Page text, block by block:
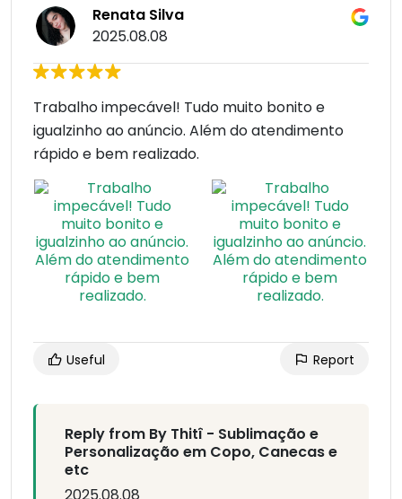
Renata Silva
2025.08.08
Trabalho impecável! Tudo muito bonito e
igualzinho ao anúncio. Além do atendimento
rápido e bem realizado.
Useful Report
Reply from By Thitî - Sublimação e
Personalização em Copo, Canecas e
etc